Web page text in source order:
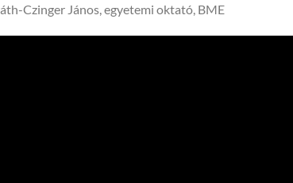
Czinger János, egyetemi oktató, BME